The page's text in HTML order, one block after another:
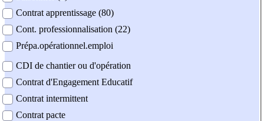
Contrat apprentissage (80)
Cont. professionnalisation (22)
Prépa.opérationnel.emploi
CDI de chantier ou d'opération
Contrat d'Engagement Educatif
Contrat intermittent
Contrat pacte